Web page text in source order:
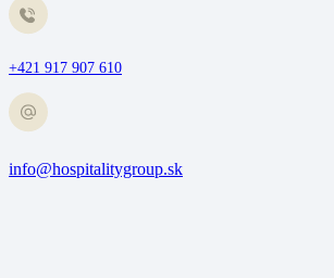
+421 917 907 610
info@hospitalitygroup.sk